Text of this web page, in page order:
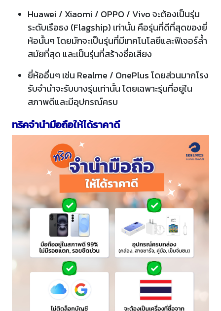
Huawei / Xiaomi / OPPO / Vivo จะต้องเป็นรุ่น
ระดับเรือธง (Flagship) เท่านั้น คือรุ่นที่ดีที่สุดของยี่
ห้อนั้นๆ โดยมักจะเป็นรุ่นที่มีเทคโนโลยีและฟีเจอร์ล้ำ
สมัยที่สุด และเป็นรุ่นที่สร้างชื่อเสียง
ยี่ห้ออื่นๆ เช่น Realme / OnePlus โดยส่วนมากโรง
รับจำนำจะรับบางรุ่นเท่านั้น โดยเฉพาะรุ่นที่อยู่ใน
สภาพดีและมีอุปกรณ์ครบ
ทริคจำนำมือถือให้ได้ราคาดี